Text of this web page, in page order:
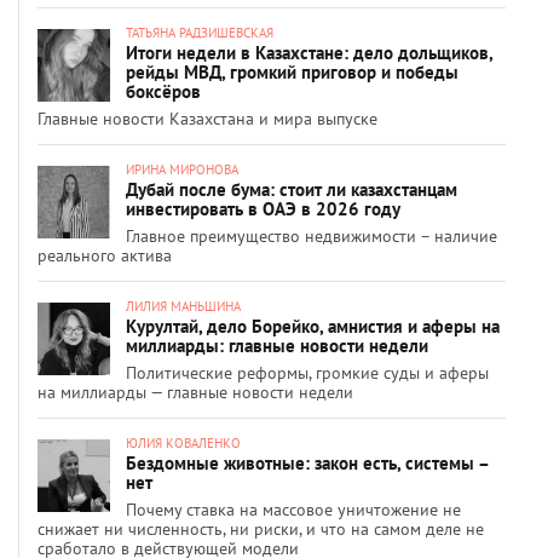
ТАТЬЯНА РАДЗИШЕВСКАЯ
Итоги недели в Казахстане: дело дольщиков,
рейды МВД, громкий приговор и победы
боксёров
Главные новости Казахстана и мира выпуске
ИРИНА МИРОНОВА
Дубай после бума: стоит ли казахстанцам
инвестировать в ОАЭ в 2026 году
Главное преимущество недвижимости – наличие
реального актива
ЛИЛИЯ МАНЬШИНА
Курултай, дело Борейко, амнистия и аферы на
миллиарды: главные новости недели
Политические реформы, громкие суды и аферы
на миллиарды — главные новости недели
ЮЛИЯ КОВАЛЕНКО
Бездомные животные: закон есть, системы –
нет
Почему ставка на массовое уничтожение не
снижает ни численность, ни риски, и что на самом деле не
сработало в действующей модели